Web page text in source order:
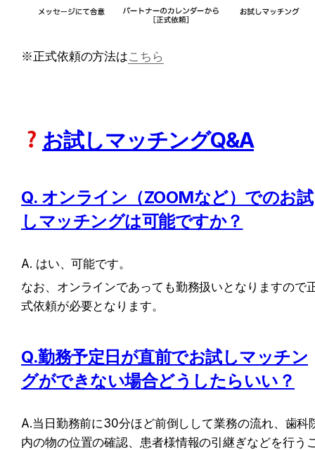
※正式依頼の方法はこちら
お試しマッチングQ&A
Q. オンライン（ZOOMなど）でのお試
しマッチングは可能ですか？
A. はい、可能です。
なお、オンラインであっても勤務扱いとなりますので
式依頼が必要となります。
Q.勤務予定日が直前でお試しマッチン
グができない場合どうしたらいい？
A.当日勤務前に30分ほど前倒しして業務の流れ、歯科
内の物の位置の確認、患者様情報の引継ぎなどを行う